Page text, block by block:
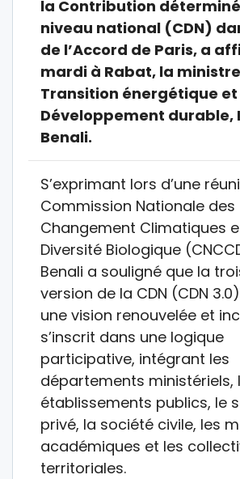
la Contribution
niveau national (CDN)
de l’Accord de Paris, a
mardi à Rabat, la
Transition énergétique et
Développement durable,
Benali.
S’exprimant lors d’une
Commission Nationale des
Changement Climatiques
Diversité Biologique
Benali a souligné que la
version de la CDN (CDN
une vision renouvelée et
s’inscrit dans une logique
participative, intégrant les
départements ministériels,
établissements publics, le
privé, la société civile, les
académiques et les
territoriales.